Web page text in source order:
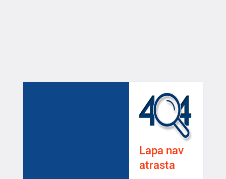
Lapa nav
atrasta